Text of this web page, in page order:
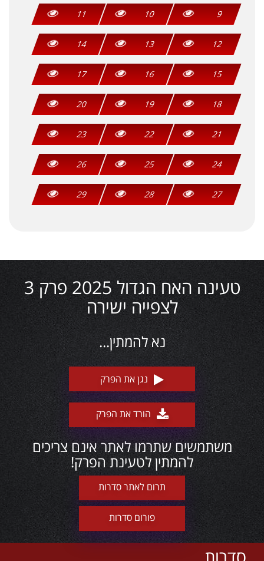
9
10
11
12
13
14
15
16
17
18
19
20
21
22
23
24
25
26
27
28
29
טעינה האח הגדול 2025 פרק 3
לצפייה ישירה
נא להמתין...
נגן את הפרק
הורד את הפרק
משתמשים שתרמו לאתר אינם צריכים
להמתין לטעינת הפרק!
תרום לאתר סדרות
פורום סדרות